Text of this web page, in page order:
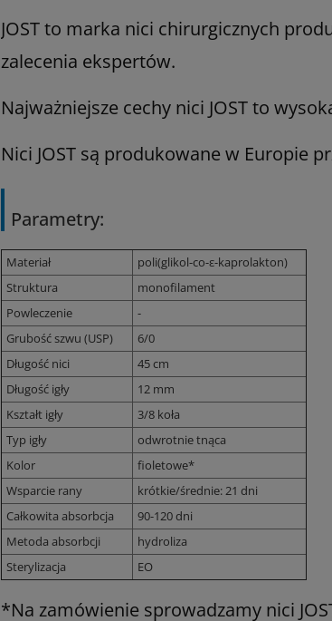
JOST to marka nici chirurgicznych
zalecenia ekspertów.
Najważniejsze cechy nici JOST to
Nici JOST są produkowane w Europie
Parametry:
Materiał
poli(glikol-co-ε-kaprolakton)
Struktura
monofilament
Powleczenie
-
Grubość szwu (USP)
6/0
Długość nici
45 cm
Długość igły
12 mm
Kształt igły
3/8 koła
Typ igły
odwrotnie tnąca
Kolor
fioletowe*
Wsparcie rany
krótkie/średnie: 21 dni
Całkowita absorbcja
90-120 dni
Metoda absorbcji
hydroliza
Sterylizacja
EO
*Na zamówienie sprowadzamy nici